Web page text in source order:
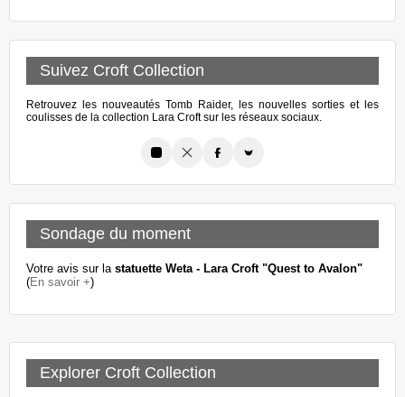
Suivez Croft Collection
Retrouvez les nouveautés Tomb Raider, les nouvelles sorties et les
coulisses de la collection Lara Croft sur les réseaux sociaux.
Sondage du moment
Votre avis sur la statuette Weta - Lara Croft "Quest to Avalon"
(En savoir +)
Explorer Croft Collection